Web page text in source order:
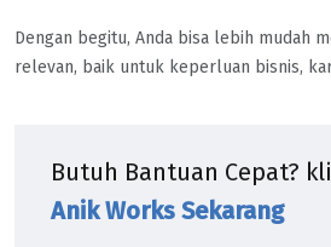
Dengan begitu, Anda bisa lebih mudah
relevan, baik untuk keperluan bisnis,
Butuh Bantuan Cepat?
Anik Works Sekarang